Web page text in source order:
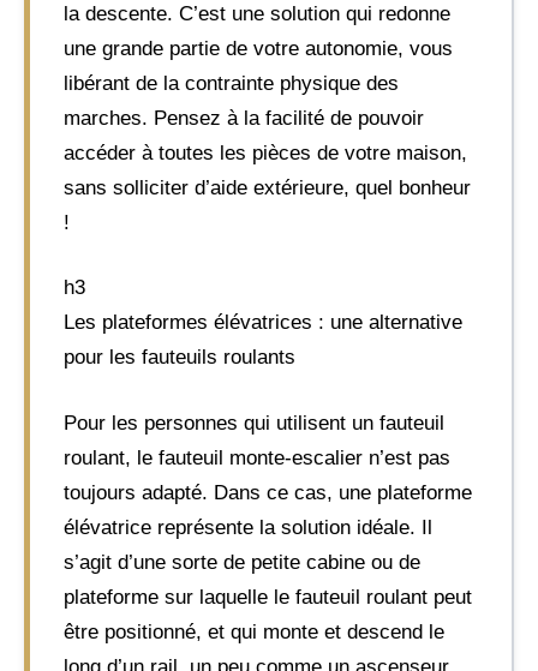
la descente. C’est une solution qui redonne
une grande partie de votre autonomie, vous
libérant de la contrainte physique des
marches. Pensez à la facilité de pouvoir
accéder à toutes les pièces de votre maison,
sans solliciter d’aide extérieure, quel bonheur
!
h3
Les plateformes élévatrices : une alternative
pour les fauteuils roulants
Pour les personnes qui utilisent un fauteuil
roulant, le fauteuil monte-escalier n’est pas
toujours adapté. Dans ce cas, une plateforme
élévatrice représente la solution idéale. Il
s’agit d’une sorte de petite cabine ou de
plateforme sur laquelle le fauteuil roulant peut
être positionné, et qui monte et descend le
long d’un rail, un peu comme un ascenseur